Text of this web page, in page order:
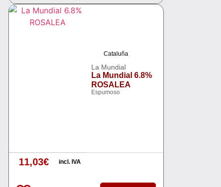
Cataluña
La Mundial
La Mundial 6.8%
ROSALEA
Espumoso
11,03€ incl. IVA